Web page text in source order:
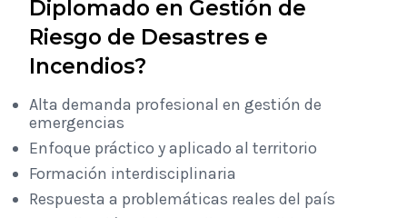
Diplomado en Gestión de
Riesgo de Desastres e
Incendios?
Alta demanda profesional en gestión de
emergencias
Enfoque práctico y aplicado al territorio
Formación interdisciplinaria
Respuesta a problemáticas reales del país